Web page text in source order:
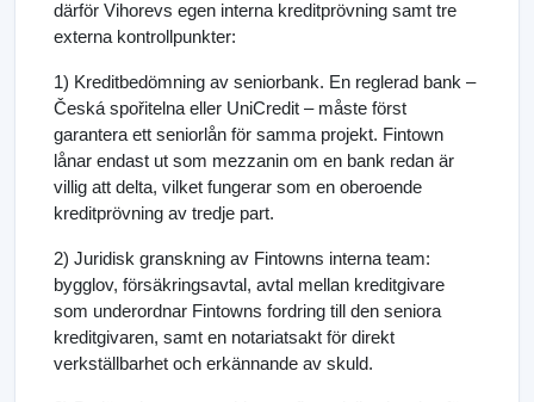
därför Vihorevs egen interna kreditprövning samt tre
externa kontrollpunkter:
1) Kreditbedömning av seniorbank. En reglerad bank –
Česká spořitelna eller UniCredit – måste först
garantera ett seniorlån för samma projekt. Fintown
lånar endast ut som mezzanin om en bank redan är
villig att delta, vilket fungerar som en oberoende
kreditprövning av tredje part.
2) Juridisk granskning av Fintowns interna team:
bygglov, försäkringsavtal, avtal mellan kreditgivare
som underordnar Fintowns fordring till den seniora
kreditgivaren, samt en notariatsakt för direkt
verkställbarhet och erkännande av skuld.